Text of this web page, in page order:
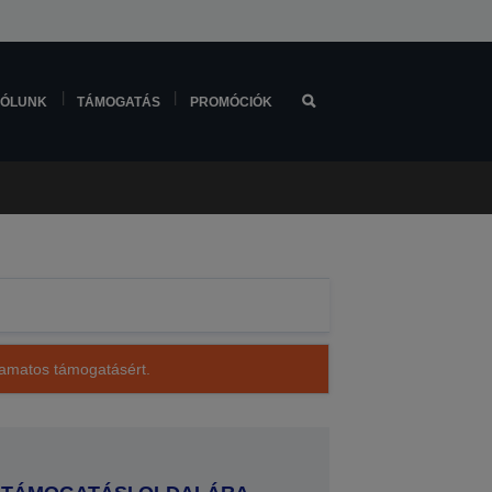
TÁMOGATÁS PROMÓCIÓK
támogatásért.